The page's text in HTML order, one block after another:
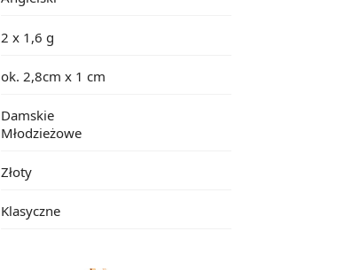
2 x 1,6 g
ok. 2,8cm x 1 cm
Damskie
Młodzieżowe
Złoty
Klasyczne